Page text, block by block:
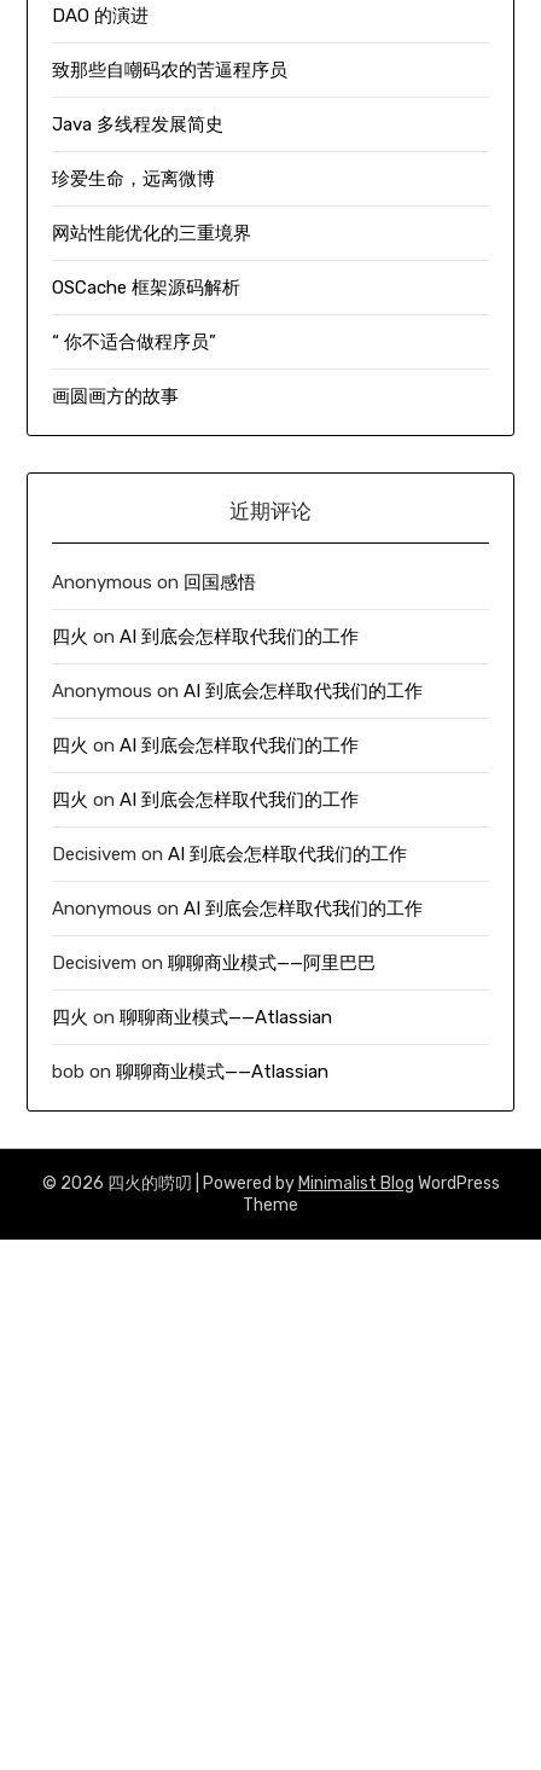
DAO 的演进
致那些自嘲码农的苦逼程序员
Java 多线程发展简史
珍爱生命，远离微博
网站性能优化的三重境界
OSCache 框架源码解析
“ 你不适合做程序员”
画圆画方的故事
近期评论
Anonymous on 回国感悟
四火 onAI 到底会怎样取代我们的工作
Anonymous onAI 到底会怎样取代我们的工作
四火 onAI 到底会怎样取代我们的工作
四火 onAI 到底会怎样取代我们的工作
Decisivem onAI 到底会怎样取代我们的工作
Anonymous onAI 到底会怎样取代我们的工作
Decisivem on聊聊商业模式——阿里巴巴
四火 on聊聊商业模式——Atlassian
bob on聊聊商业模式——Atlassian
© 2026 四火的唠叨 | Powered by Minimalist Blog WordPress
Theme